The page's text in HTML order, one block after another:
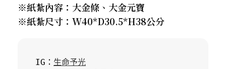
※紙紮內容：大金條、大金元寶
※紙紮尺寸：W40*D30.5*H38公分
IG： 生命予光